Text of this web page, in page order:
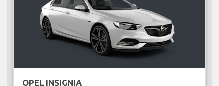
OPEL INSIGNIA